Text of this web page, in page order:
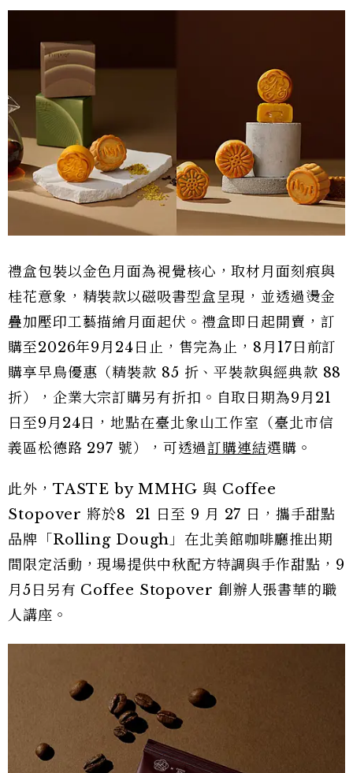
禮盒包裝以金色月面為視覺核心，取材月面刻痕與
桂花意象，精裝款以磁吸書型盒呈現，並透過燙金
疊加壓印工藝描繪月面起伏。禮盒即日起開賣，訂
購至2026年9月24日止，售完為止，8月17日前訂
購享早鳥優惠（精裝款 85 折、平裝款與經典款 88
折），企業大宗訂購另有折扣。自取日期為9月21
日至9月24日，地點在臺北象山工作室（臺北市信
義區松德路 297 號），可透過訂購連結選購。
此外，TASTE by MMHG 與 Coffee
Stopover 將於8 21 日至 9 月 27 日，攜手甜點
品牌「Rolling Dough」在北美館咖啡廳推出期
間限定活動，現場提供中秋配方特調與手作甜點，9
月5日另有 Coffee Stopover 創辦人張書華的職
人講座。